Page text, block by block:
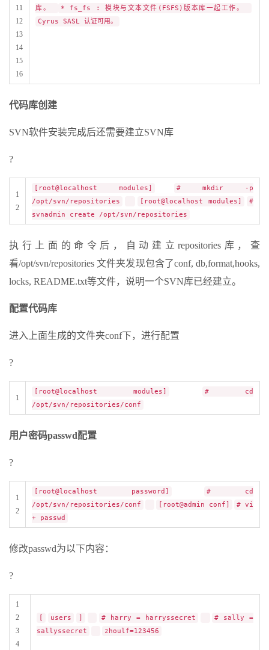
11
12
13
14
15
16
库。
* fs_fs : 模块与文本文件(FSFS)版本库一起工作。
Cyrus SASL 认证可用。
代码库创建
SVN软件安装完成后还需要建立SVN库
?
1
2
[root@localhost modules]
# mkdir -p
/opt/svn/repositories
[root@localhost modules]
#
svnadmin create /opt/svn/repositories
执行上面的命令后，自动建立repositories库，查
看/opt/svn/repositories 文件夹发现包含了conf, db,format,hooks,
locks, README.txt等文件，说明一个SVN库已经建立。
配置代码库
进入上面生成的文件夹conf下，进行配置
?
1
[root@localhost modules]
# cd
/opt/svn/repositories/conf
用户密码passwd配置
?
1
2
[root@localhost password]
# cd
/opt/svn/repositories/conf
[root@admin conf]
# vi
+ passwd
修改passwd为以下内容：
?
1
2
3
4
users # harry = harryssecret
# sally =
sallyssecret
zhoulf=123456